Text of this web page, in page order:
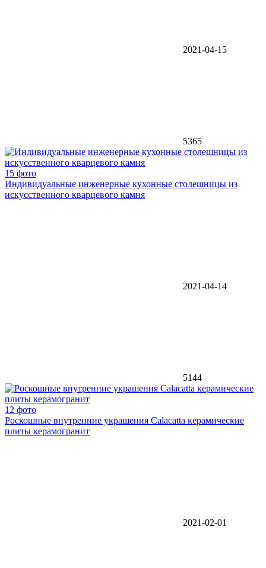
2021-04-15
5365
15 фото
Индивидуальные инженерные кухонные столешницы из
искусственного кварцевого камня
2021-04-14
5144
12 фото
Роскошные внутренние украшения Calacatta керамические
плиты керамогранит
2021-02-01